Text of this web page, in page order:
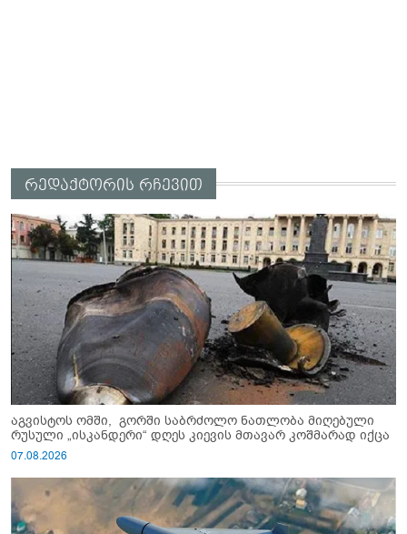
რედაქტორის რჩევით
აგვისტოს ომში, გორში საბრძოლო ნათლობა მიღებული
რუსული „ისკანდერი“ დღეს კიევის მთავარ კოშმარად იქცა
07.08.2026